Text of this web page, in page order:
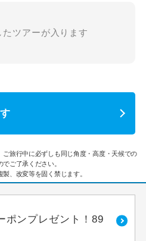
ツアーが入ります
旅行中に必ずしも同じ角度・高度・天候での
ご了承ください。
、改変等を固く禁じます。
ポンプレゼント！89